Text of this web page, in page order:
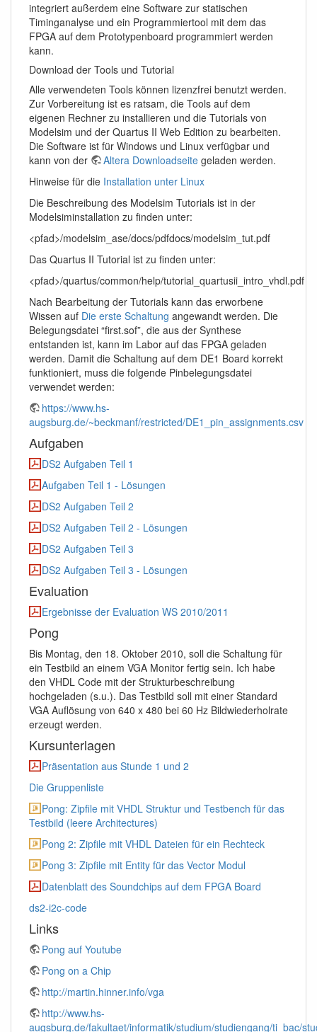
integriert außerdem eine Software zur statischen
Timinganalyse und ein Programmiertool mit dem das
FPGA auf dem Prototypenboard programmiert werden
kann.
Download der Tools und Tutorial
Alle verwendeten Tools können lizenzfrei benutzt werden.
Zur Vorbereitung ist es ratsam, die Tools auf dem
eigenen Rechner zu installieren und die Tutorials von
Modelsim und der Quartus II Web Edition zu bearbeiten.
Die Software ist für Windows und Linux verfügbar und
kann von der
Altera Downloadseite geladen werden.
Hinweise für die Installation unter Linux
Die Beschreibung des Modelsim Tutorials ist in der
Modelsiminstallation zu finden unter:
<pfad>/modelsim_ase/docs/pdfdocs/modelsim_tut.pdf
Das Quartus II Tutorial ist zu finden unter:
<pfad>/quartus/common/help/tutorial_quartusii_intro_vhdl.pdf
Nach Bearbeitung der Tutorials kann das erworbene
Wissen auf Die erste Schaltung angewandt werden. Die
Belegungsdatei “first.sof”, die aus der Synthese
entstanden ist, kann im Labor auf das FPGA geladen
werden. Damit die Schaltung auf dem DE1 Board korrekt
funktioniert, muss die folgende Pinbelegungsdatei
verwendet werden:
https://www.hs-
augsburg.de/~beckmanf/restricted/DE1_pin_assignments.csv
Aufgaben
DS2 Aufgaben Teil 1
Aufgaben Teil 1 - Lösungen
DS2 Aufgaben Teil 2
DS2 Aufgaben Teil 2 - Lösungen
DS2 Aufgaben Teil 3
DS2 Aufgaben Teil 3 - Lösungen
Evaluation
Ergebnisse der Evaluation WS 2010/2011
Pong
Bis Montag, den 18. Oktober 2010, soll die Schaltung für
ein Testbild an einem VGA Monitor fertig sein. Ich habe
den VHDL Code mit der Strukturbeschreibung
hochgeladen (s.u.). Das Testbild soll mit einer Standard
VGA Auflösung von 640 x 480 bei 60 Hz Bildwiederholrate
erzeugt werden.
Kursunterlagen
Präsentation aus Stunde 1 und 2
Die Gruppenliste
Pong: Zipfile mit VHDL Struktur und Testbench für das
Testbild (leere Architectures)
Pong 2: Zipfile mit VHDL Dateien für ein Rechteck
Pong 3: Zipfile mit Entity für das Vector Modul
Datenblatt des Soundchips auf dem FPGA Board
ds2-i2c-code
Links
Pong auf Youtube
Pong on a Chip
http://martin.hinner.info/vga
http://www.hs-
augsburg.de/fakultaet/informatik/studium/studiengang/ti_bac/